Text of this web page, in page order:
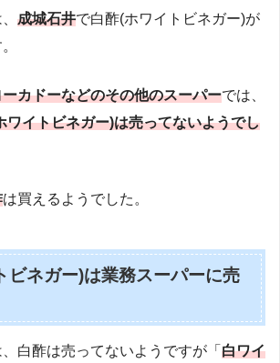
成城石井で白酢(ホワイトビネガー)が
カドーなどのその他のスーパーでは、
ワイトビネガー)は売ってないようでし
は買えるようでした。
ビネガー)は業務スーパーに売
白酢は売ってないようですが「 白ワイ